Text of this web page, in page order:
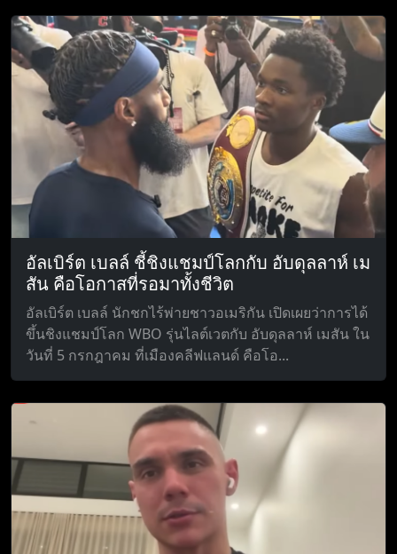
อัลเบิร์ต เบลล์ ชี้ชิงแชมป์โลกกับ อับดุลลาห์ เม
สัน คือโอกาสที่รอมาทั้งชีวิต
อัลเบิร์ต เบลล์ นักชกไร้พ่ายชาวอเมริกัน เปิดเผยว่าการได้
ขึ้นชิงแชมป์โลก WBO รุ่นไลต์เวตกับ อับดุลลาห์ เมสัน ใน
วันที่ 5 กรกฎาคม ที่เมืองคลีฟแลนด์ คือโอ...